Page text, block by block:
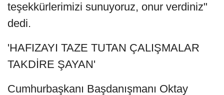
teşekkürlerimizi sunuyoruz, onur verdiniz"
dedi.
'HAFIZAYI TAZE TUTAN ÇALIŞMALAR
TAKDİRE ŞAYAN'
Cumhurbaşkanı Başdanışmanı Oktay